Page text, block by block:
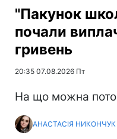
"Пакунок
почали
гривень
20:35 07.08.2026 Пт
На що можна
АНАСТАСІЯ НИКОНЧУК